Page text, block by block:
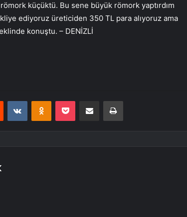
küçüktü. Bu sene büyük römork yaptırdım
ediyoruz üreticiden 350 TL para alıyoruz ama
konuştu. – DENİZLİ
Reddit VKontakteOdnoklassniki
Pocket E-Posta ile paylaş Yazdır